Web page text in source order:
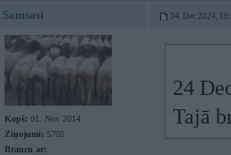
Samsasi 24. Dec 2024,
Kopš: 01. Nov 2014
Ziņojumi: 5705
Braucu ar:
24
Tajā